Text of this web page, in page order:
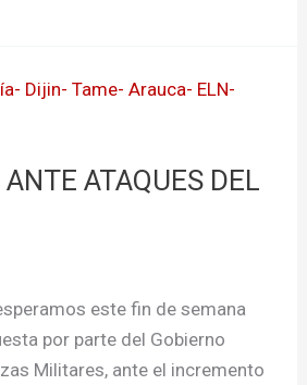
ATAQUES DEL
este fin de semana
por parte del Gobierno
Militares, ante el incremento